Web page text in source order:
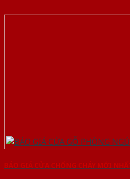
BÁO GIÁ CỬA CHỐNG CHÁY MỚI